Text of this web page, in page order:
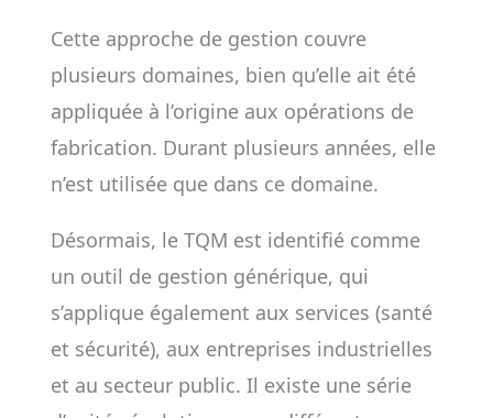
Cette approche de gestion couvre
plusieurs domaines, bien qu’elle ait été
appliquée à l’origine aux opérations de
fabrication. Durant plusieurs années, elle
n’est utilisée que dans ce domaine.
Désormais, le TQM est identifié comme
un outil de gestion générique, qui
s’applique également aux services (santé
et sécurité), aux entreprises industrielles
et au secteur public. Il existe une série